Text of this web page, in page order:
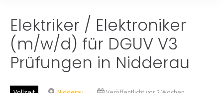
Elektriker / Elektroniker
(m/w/d) für DGUV V3
Prüfungen in Nidderau